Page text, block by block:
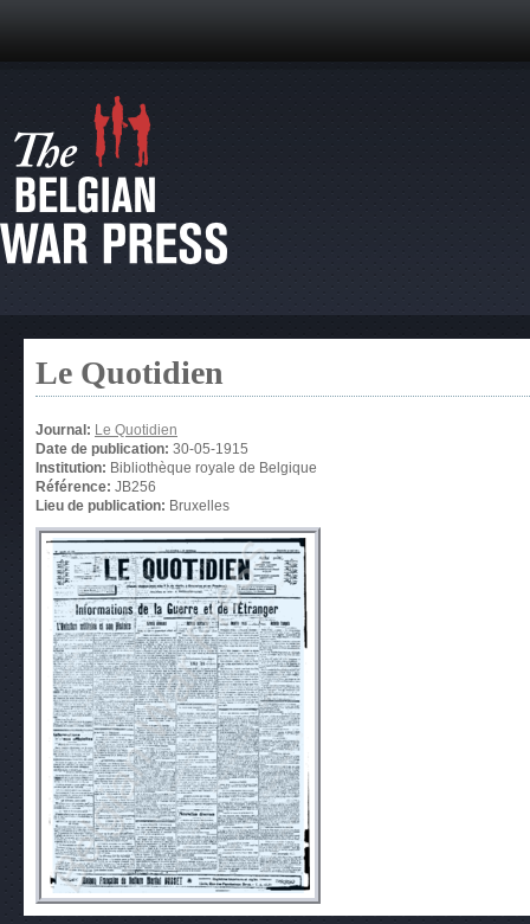
Le Quotidien
Journal: Le Quotidien
Date de publication: 30-05-1915
Institution: Bibliothèque royale de Belgique
Référence: JB256
Lieu de publication: Bruxelles